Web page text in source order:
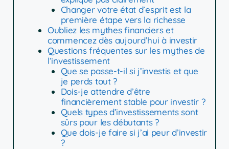
Changer votre état d’esprit est la
première étape vers la richesse
Oubliez les mythes financiers et
commencez dès aujourd’hui à investir
Questions fréquentes sur les mythes de
l’investissement
Que se passe-t-il si j’investis et que
je perds tout ?
Dois-je attendre d’être
financièrement stable pour investir ?
Quels types d’investissements sont
sûrs pour les débutants ?
Que dois-je faire si j’ai peur d’investir
?